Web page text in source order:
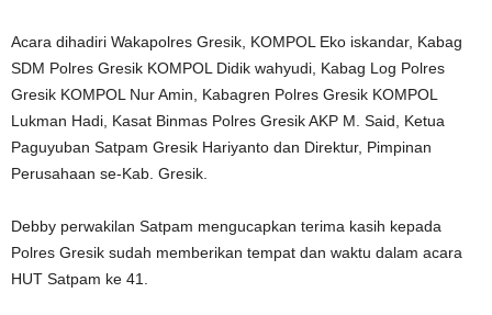
Acara dihadiri Wakapolres Gresik, KOMPOL Eko iskandar, Kabag
SDM Polres Gresik KOMPOL Didik wahyudi, Kabag Log Polres
Gresik KOMPOL Nur Amin, Kabagren Polres Gresik KOMPOL
Lukman Hadi, Kasat Binmas Polres Gresik AKP M. Said, Ketua
Paguyuban Satpam Gresik Hariyanto dan Direktur, Pimpinan
Perusahaan se-Kab. Gresik.
Debby perwakilan Satpam mengucapkan terima kasih kepada
Polres Gresik sudah memberikan tempat dan waktu dalam acara
HUT Satpam ke 41.